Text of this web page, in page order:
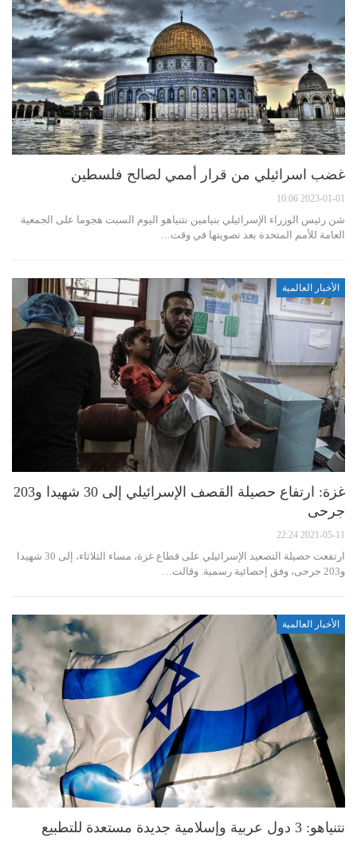
غضب اسرائيلي من قرار أممي لصالح فلسطين
2023-01-01 10:06
شن رئيس الوزراء الإسرائيلي بنيامين نتنياهو اليوم السبت هجوما على الجمعية
العامة للأمم المتحدة بعد تصويتها في وقت…
الأخبار العالمية
غزة: ارتفاع حصيلة القصف الإسرائيلي إلى 30 شهيدا و203
جرحى
2021-05-11 22:24
ارتفعت حصيلة التصعيد الإسرائيلي على قطاع غزة، مساء الثلاثاء، إلى 30 شهيدا
و203 جرحى، وفق إحصائية رسمية. وقالت…
الأخبار العالمية
نتنياهو: 3 دول عربية وإسلامية جديدة مستعدة للتطبيع